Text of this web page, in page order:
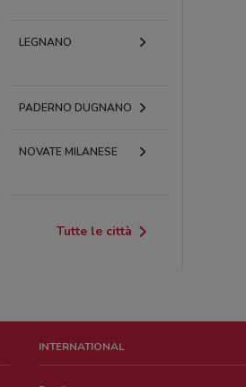
LEGNANO
PADERNO DUGNANO
NOVATE MILANESE
Tutte le città
INTERNATIONAL